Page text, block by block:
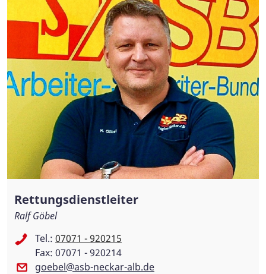
Rettungsdienstleiter
Ralf Göbel
Tel.: 07071 - 920215
Fax: 07071 - 920214
goebel@asb-neckar-alb.de